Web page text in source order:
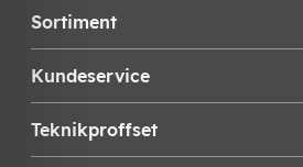
Sortiment
Kundeservice
Teknikproffset